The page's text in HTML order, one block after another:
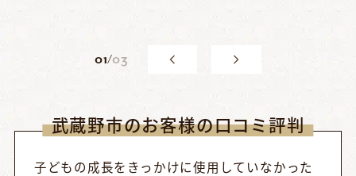
01/03
武蔵野市のお客様の口コミ評判
子どもの成長をきっかけに使用していなかった